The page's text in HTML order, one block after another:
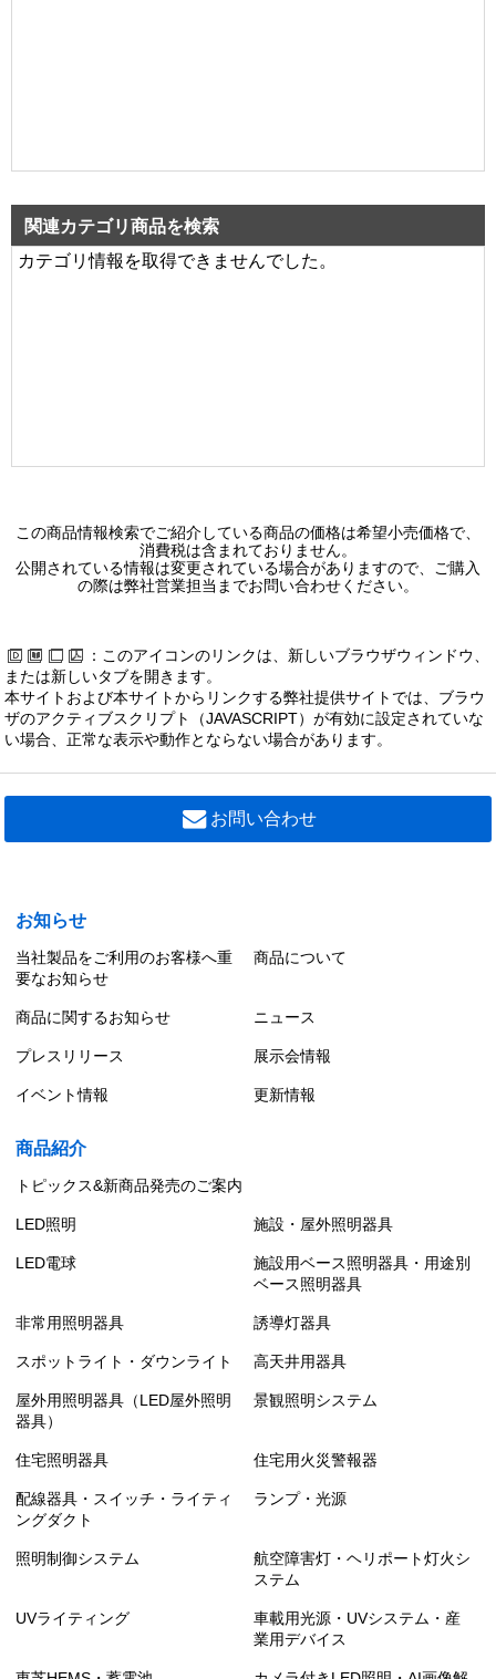
関連カテゴリ商品を検索
カテゴリ情報を取得できませんでした。
この商品情報検索でご紹介している商品の価格は希望小売価格で、
消費税は含まれておりません。
公開されている情報は変更されている場合がありますので、ご購入
の際は弊社営業担当までお問い合わせください。
：このアイコンのリンクは、新しいブラウザウィンドウ、
または新しいタブを開きます。
本サイトおよび本サイトからリンクする弊社提供サイトでは、ブラウ
ザのアクティブスクリプト（JAVASCRIPT）が有効に設定されていな
い場合、正常な表示や動作とならない場合があります。
お問い合わせ
お知らせ
当社製品をご利用のお客様へ重
要なお知らせ
商品について
商品に関するお知らせ ニュース
プレスリリース 展示会情報
イベント情報 更新情報
商品紹介
トピックス&新商品発売のご案内
LED照明 施設・屋外照明器具
LED電球
施設用ベース照明器具・用途別
ベース照明器具
非常用照明器具 誘導灯器具
スポットライト・ダウンライト 高天井用器具
屋外用照明器具（LED屋外照明
器具）
景観照明システム
住宅照明器具 住宅用火災警報器
配線器具・スイッチ・ライティ
ングダクト
ランプ・光源
照明制御システム
航空障害灯・ヘリポート灯火シ
ステム
UVライティング
車載用光源・UVシステム・産
業用デバイス